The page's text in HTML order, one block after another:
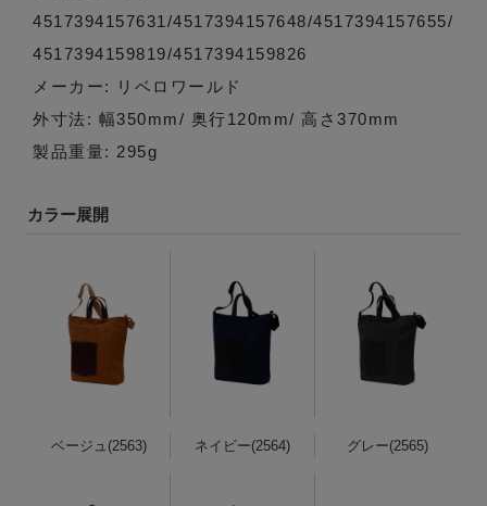
4517394157631/4517394157648/4517394157655/
4517394159819/4517394159826
メーカー: リベロワールド
外寸法: 幅350mm/ 奥行120mm/ 高さ370mm
製品重量: 295g
カラー展開
ベージュ(2563) ネイビー(2564) グレー(2565)